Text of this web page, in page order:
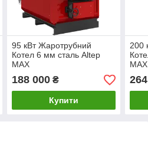
95 кВт Жаротрубний
Котел 6 мм сталь Altep
MAX
188 000₴
Купити
200
MAX